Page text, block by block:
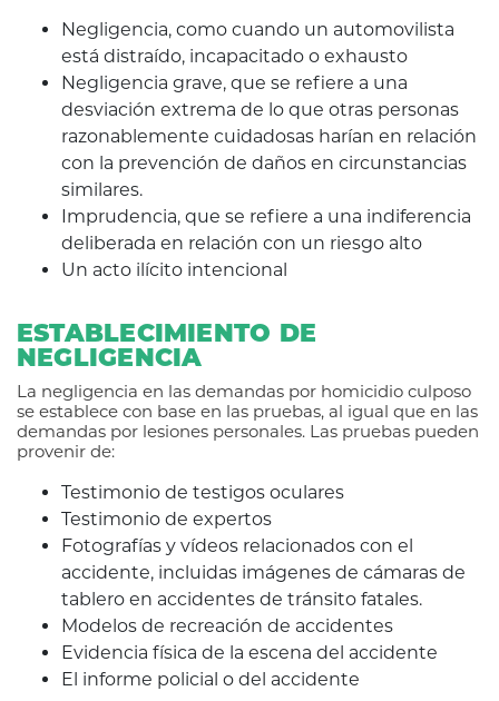
Negligencia, como cuando un automovilista
está distraído, incapacitado o exhausto
Negligencia grave, que se refiere a una
desviación extrema de lo que otras personas
razonablemente cuidadosas harían en relación
con la prevención de daños en circunstancias
similares.
Imprudencia, que se refiere a una indiferencia
deliberada en relación con un riesgo alto
Un acto ilícito intencional
ESTABLECIMIENTO DE
NEGLIGENCIA
La negligencia en las demandas por homicidio culposo
se establece con base en las pruebas, al igual que en las
demandas por lesiones personales. Las pruebas pueden
provenir de:
Testimonio de testigos oculares
Testimonio de expertos
Fotografías y vídeos relacionados con el
accidente, incluidas imágenes de cámaras de
tablero en accidentes de tránsito fatales.
Modelos de recreación de accidentes
Evidencia física de la escena del accidente
El informe policial o del accidente